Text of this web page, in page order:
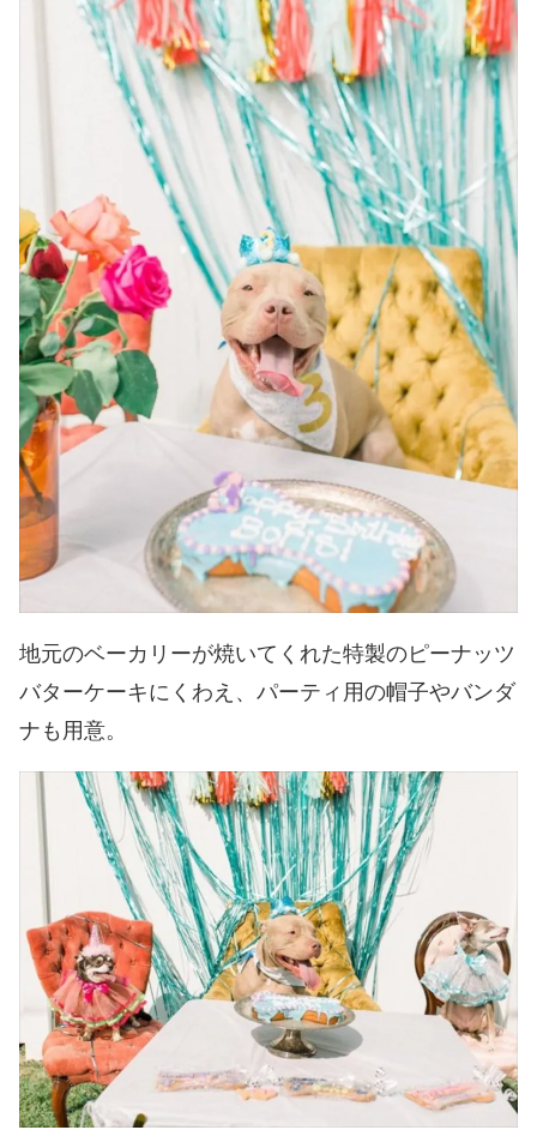
地元のベーカリーが焼いてくれた特製のピーナッツ
バターケーキにくわえ、パーティ用の帽子やバンダ
ナも用意。